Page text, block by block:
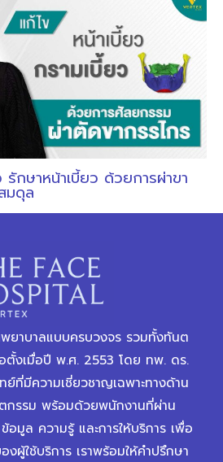
กษาหน้าเบี้ยว ด้วยการผ่าขา
มดุล
ยาบาลแบบครบวงจร รวมทั้งทันต
ตั้งเมื่อปี พ.ศ. 2553 โดย ทพ. ดร.
ที่มีความเชี่ยวชาญเฉพาะทางด้าน
กรรม พร้อมด้วยพนักงานที่ผ่าน
อมูล ความรู้ และการให้บริการ เพื่อ
ผู้ใช้บริการ เราพร้อมให้คำปรึกษา